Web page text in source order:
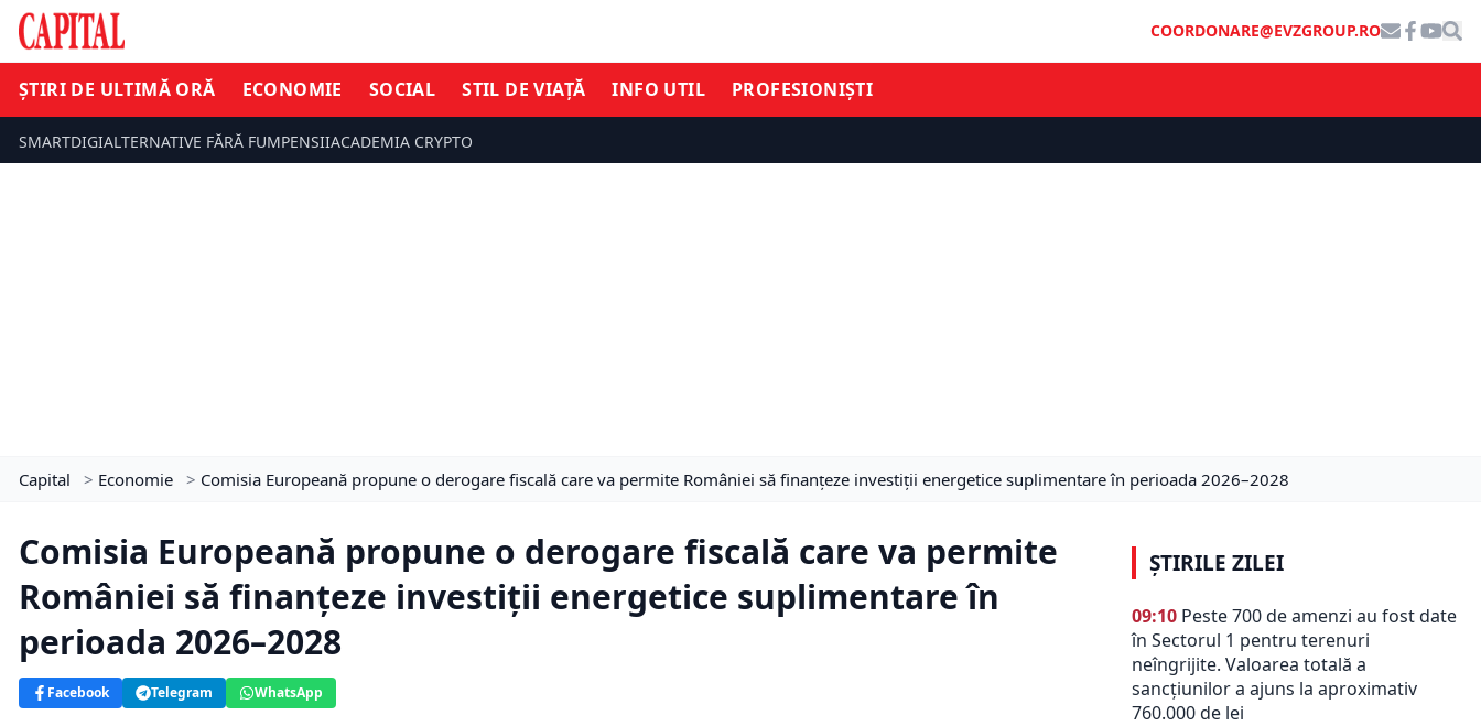
COORDONARE@EVZGROUP.RO
ȘTIRI DE ULTIMĂ ORĂ ECONOMIE SOCIAL STIL DE VIAȚĂ INFO UTIL PROFESIONIȘTI
SMARTDIGIALTERNATIVE FĂRĂ FUMPENSIIACADEMIA CRYPTO
Capital > Economie > Comisia Europeană propune o derogare fiscală care va permite României să finanțeze investiții energetice suplimentare în perioada 2026–2028
Comisia Europeană propune o derogare fiscală care va permite
României să finanțeze investiții energetice suplimentare în
perioada 2026–2028
Facebook Telegram WhatsApp
ȘTIRILE ZILEI
09:10 Peste 700 de amenzi au fost date
în Sectorul 1 pentru terenuri
neîngrijite. Valoarea totală a
sancțiunilor a ajuns la aproximativ
760.000 de lei